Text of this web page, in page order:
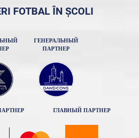
FOTBAL ÎN ȘCOLI
ГЕНЕРАЛЬНЫЙ
ПАРТНЕР
ГЛАВНЫЙ ПАРТНЕР